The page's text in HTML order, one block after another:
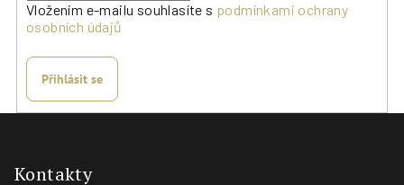
Vložením e-mailu souhlasíte s podmínkami ochrany
osobních údajů
Přihlásit se
Kontakty